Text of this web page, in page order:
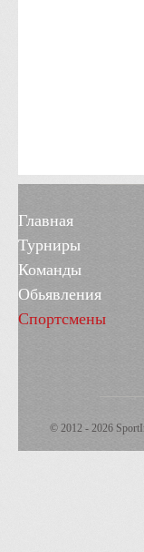
Главная
Турниры
Команды
Обьявления
Спортсмены
© 2012 - 2026